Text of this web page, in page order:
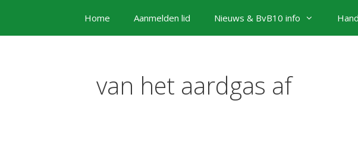
de
Home Aanmelden lid Nieuws & BvB10 info
van het aardgas af